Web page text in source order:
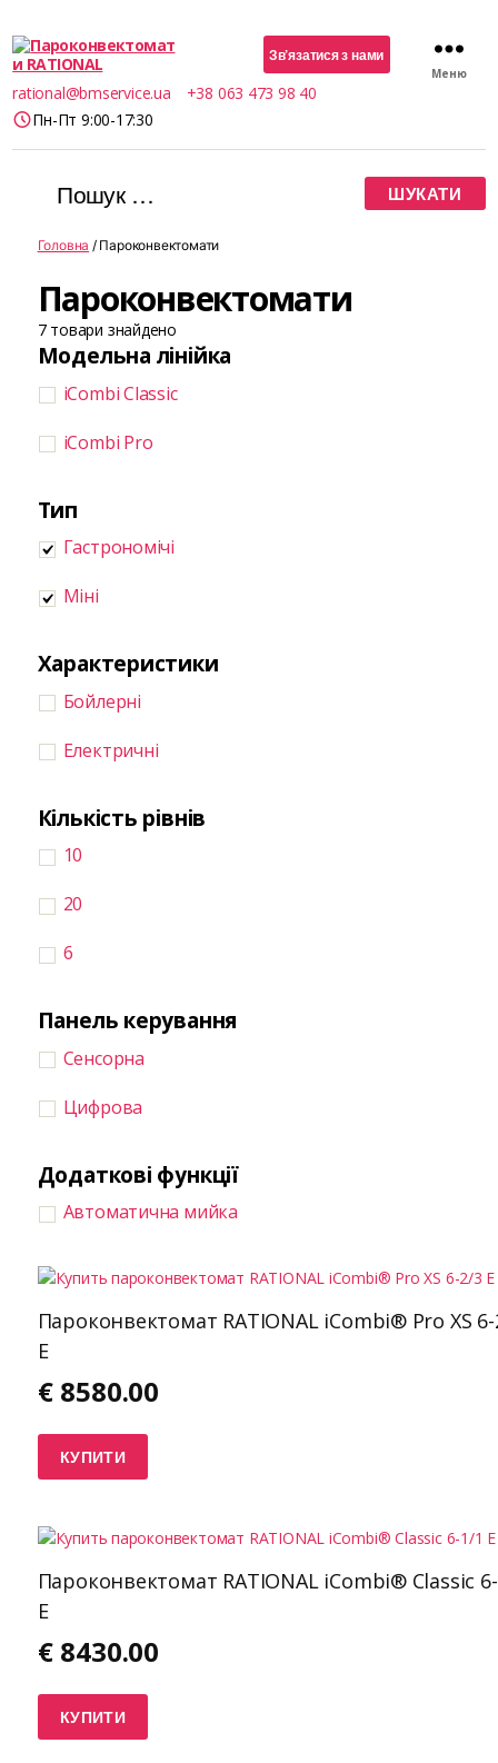
Пароконвектомати
RATIONAL
Зв’язатися з нами
rational@bmservice.ua
+38 063 473 98 40
Пн-Пт 9:00-17:30
Меню
Шукати:
Головна / Пароконвектомати
Пароконвектомати
7товари знайдено
Модельна лінійка
iCombi Classic
iCombi Pro
Тип
Гастрономічі
Міні
Характеристики
Бойлерні
Електричні
Кількість рівнів
10
20
6
Панель керування
Сенсорна
Цифрова
Додаткові функції
Автоматична мийка
Пароконвектомат RATIONAL iCombi® Pro XS
E
€ 8580.00
КУПИТИ
Пароконвектомат RATIONAL iCombi® Classic
E
€ 8430.00
КУПИТИ